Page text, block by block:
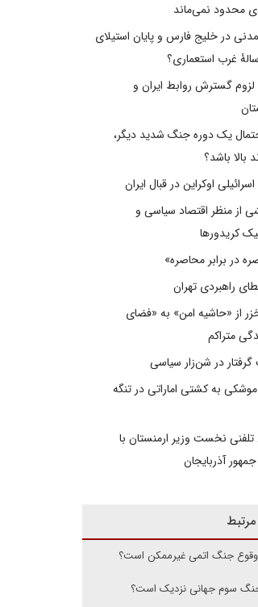
محدود نمی‌ماند
در خلیج فارس و پایان استیلای
غرب استعماری؟
لزوم گسترش روابط ایران و
یک دوره جنگ شدید دیگر،
بالا باشد؟
اوکراین در قبال ایران
از منظر اقتصاد سیاسی و
کریدورها
در برابر محاصره»
راهبردی تهران
از «حاشیه امن» به «فضای
متراکم
گرفتار در شن‌زار سیاسی
به کشتی اماراتی در تنگه
نخست وزیر ارمنستان با
آذربایجان
وقوع جنگ اتمی غیرممکن است؟
جنگ سوم جهانی نزدیک است؟